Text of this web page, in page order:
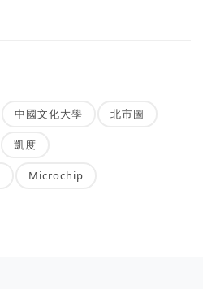
中國文化大學 北市圖
凱度
Microchip